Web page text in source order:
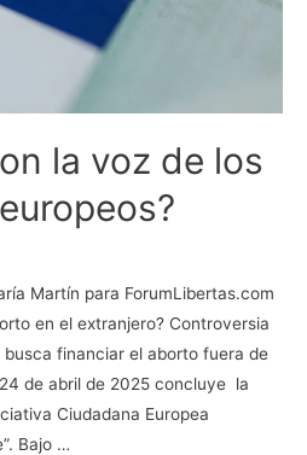
la voz de los
Martín para ForumLibertas.com
en el extranjero? Controversia
financiar el aborto fuera de
de abril de 2025 concluye la
Ciudadana Europea
Bajo …